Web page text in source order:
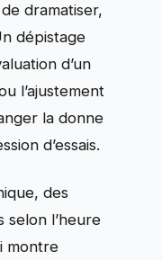
dramatiser,
dépistage
d’un
l’ajustement
la donne
d’essais.
des
selon l’heure
montre